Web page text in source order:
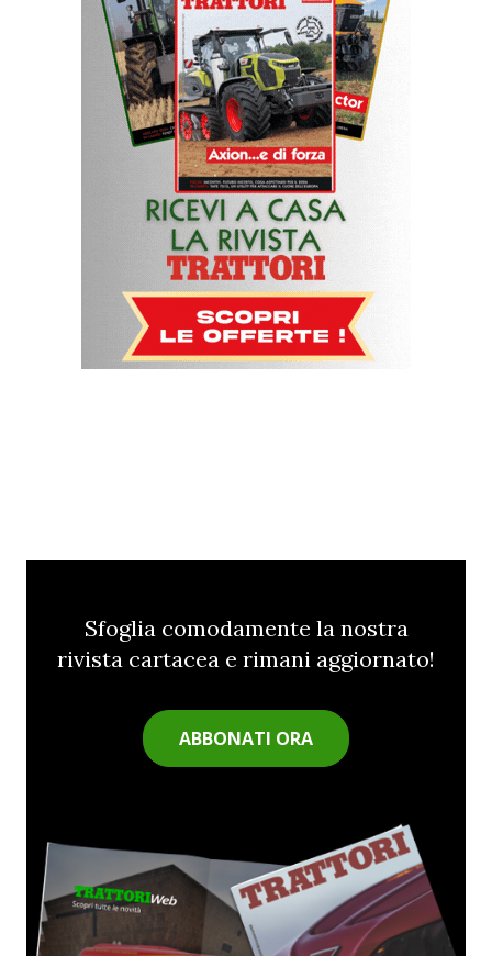
Sfoglia comodamente la nostra
rivista cartacea e rimani aggiornato!
ABBONATI ORA